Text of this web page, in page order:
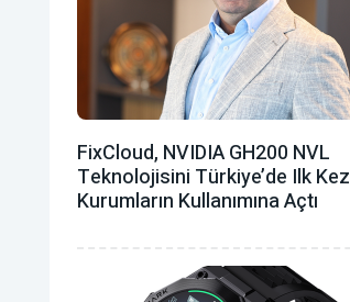
FixCloud, NVIDIA GH200 NVL
Teknolojisini Türkiye’de Ilk Kez
Kurumların Kullanımına Açtı